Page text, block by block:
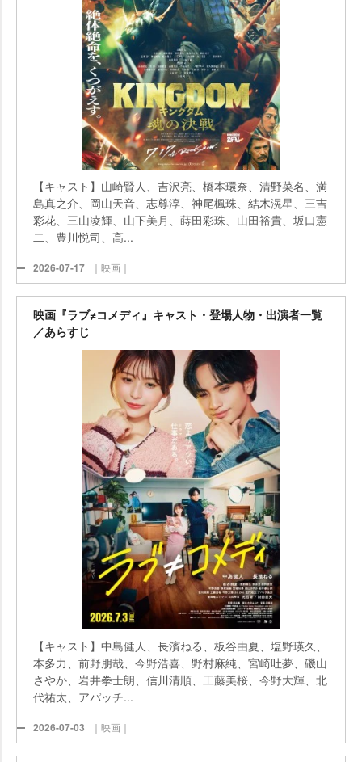
【キャスト】山崎賢人、吉沢亮、橋本環奈、清野菜名、満
島真之介、岡山天音、志尊淳、神尾楓珠、結木滉星、三吉
彩花、三山凌輝、山下美月、蒔田彩珠、山田裕貴、坂口憲
二、豊川悦司、高...
2026-07-17 ｜映画｜
映画『ラブ≠コメディ』キャスト・登場人物・出演者一覧
／あらすじ
【キャスト】中島健人、長濱ねる、板谷由夏、塩野瑛久、
本多力、前野朋哉、今野浩喜、野村麻純、宮崎吐夢、磯山
さやか、岩井拳士朗、信川清順、工藤美桜、今野大輝、北
代祐太、アパッチ...
2026-07-03 ｜映画｜